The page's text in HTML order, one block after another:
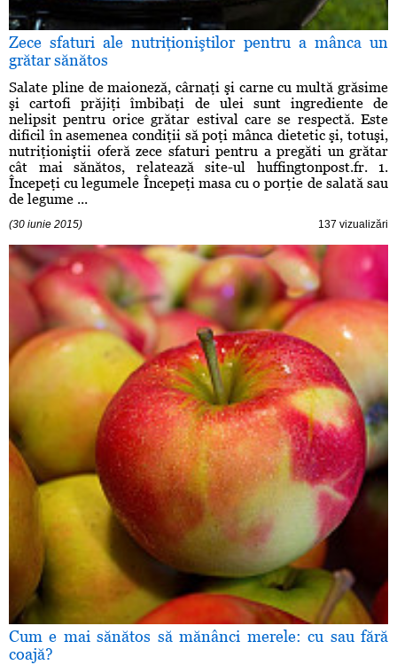
Zece sfaturi ale nutriţioniştilor pentru a mânca un
grătar sănătos
Salate pline de maioneză, cârnaţi şi carne cu multă grăsime
şi cartofi prăjiţi îmbibaţi de ulei sunt ingrediente de
nelipsit pentru orice grătar estival care se respectă. Este
dificil în asemenea condiţii să poţi mânca dietetic şi, totuşi,
nutriţioniştii oferă zece sfaturi pentru a pregăti un grătar
cât mai sănătos, relatează site-ul huffingtonpost.fr. 1.
Începeţi cu legumele Începeţi masa cu o porţie de salată sau
de legume ...
(30 iunie 2015) 137 vizualizări
Cum e mai sănătos să mănânci merele: cu sau fără
coajă?